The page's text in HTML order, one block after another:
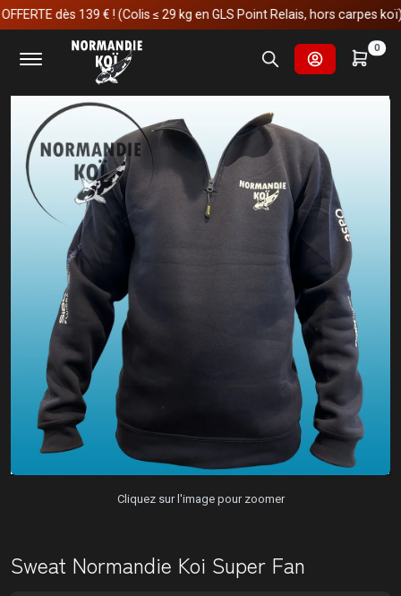
dès 139 € ! (Colis ≤ 29 kg en GLS Point Relais, hors carpes koï)
0
Accueil
Idées cadeaux & bon d'achat
Sweat Normandie Koi Super Fan
Cliquez sur l'image pour zoomer
Sweat Normandie Koi Super Fan